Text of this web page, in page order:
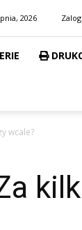
2026
wcale?